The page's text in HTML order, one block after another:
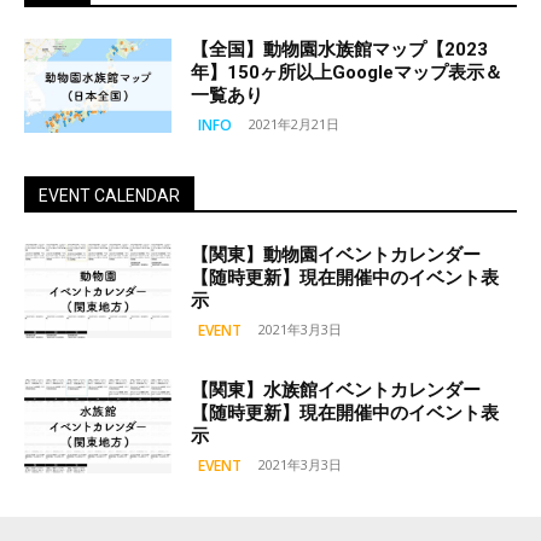
【全国】動物園水族館マップ【2023
年】150ヶ所以上Googleマップ表示＆
一覧あり
INFO 2021年2月21日
EVENT CALENDAR
【関東】動物園イベントカレンダー
【随時更新】現在開催中のイベント表
示
EVENT 2021年3月3日
【関東】水族館イベントカレンダー
【随時更新】現在開催中のイベント表
示
EVENT 2021年3月3日